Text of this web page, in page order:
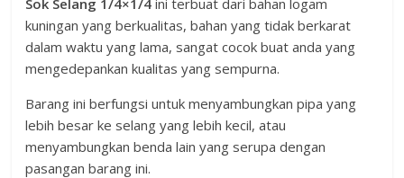
kuningan yang berkualitas, bahan yang tidak berkarat
dalam waktu yang lama, sangat cocok buat anda yang
mengedepankan kualitas yang sempurna.
Barang ini berfungsi untuk menyambungkan pipa yang
lebih besar ke selang yang lebih kecil, atau
menyambungkan benda lain yang serupa dengan
pasangan barang ini.